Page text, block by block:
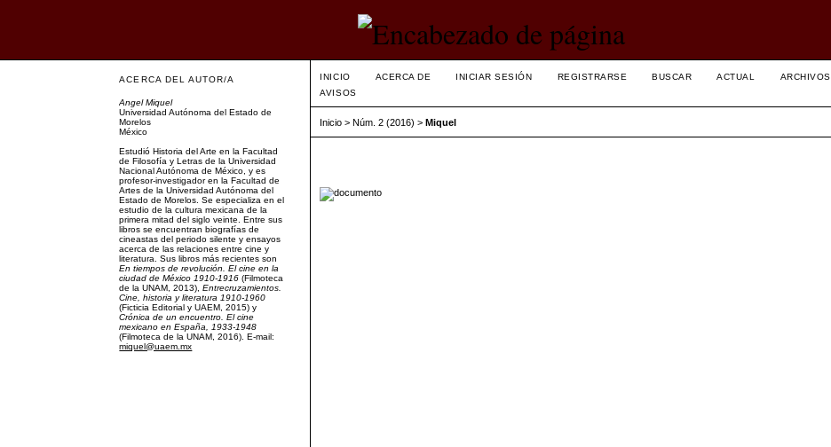
ACERCA DEL AUTOR/A
Angel Miquel
Universidad Autónoma del Estado de
Morelos
México
Estudió Historia del Arte en la Facultad
de Filosofía y Letras de la Universidad
Nacional Autónoma de México, y es
profesor-investigador en la Facultad de
Artes de la Universidad Autónoma del
Estado de Morelos. Se especializa en el
estudio de la cultura mexicana de la
primera mitad del siglo veinte. Entre sus
libros se encuentran biografías de
cineastas del periodo silente y ensayos
acerca de las relaciones entre cine y
literatura. Sus libros más recientes son
En tiempos de revolución. El cine en la
ciudad de México 1910-1916 (Filmoteca
de la UNAM, 2013),Entrecruzamientos.
Cine, historia y literatura 1910-1960
(Ficticia Editorial y UAEM, 2015) y
Crónica de un encuentro. El cine
mexicano en España, 1933-1948
(Filmoteca de la UNAM, 2016). E-mail:
miquel@uaem.mx
INICIO ACERCA DE INICIAR SESIÓN REGISTRARSE BUSCAR ACTUAL
ARCHIVOS
AVISOS
Inicio >Núm. 2 (2016) >Miquel